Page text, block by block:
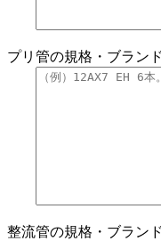
プリ管の規格・ブラン
整流管の規格・ブラン